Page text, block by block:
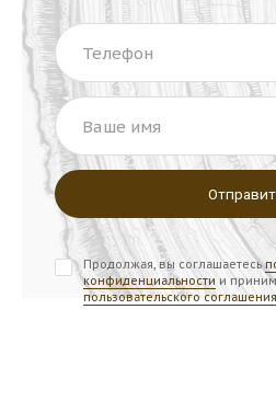
Телефон
Ваше имя
Продолжая, вы соглашаетесь
конфиденциальности и
пользовательского соглашения